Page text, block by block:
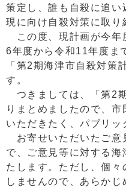
策定し、誰も自殺に追い
現に向け自殺対策に取り
この度、現計画が今年
6年度から令和11年度ま
「第2期海津市自殺対策
す。
つきましては、「第2
りまとめましたので、
いただきたく、パブリッ
お寄せいただいたご意
で、ご意見等に対する
たします。ただし、個々
しませんので、あらかじ